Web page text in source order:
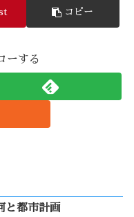
コピー
ーする
と都市計画